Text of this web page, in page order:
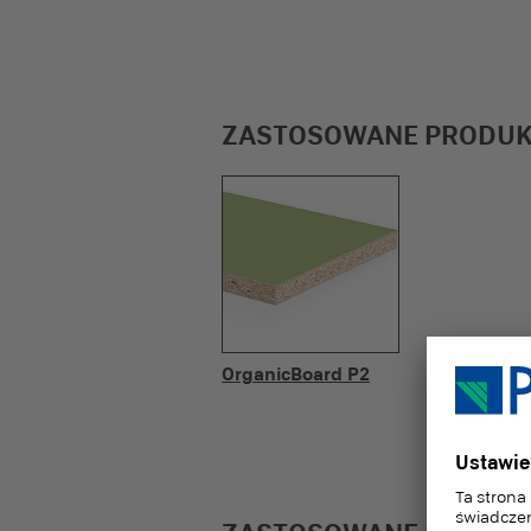
ZASTOSOWANE
OrganicBoard P2